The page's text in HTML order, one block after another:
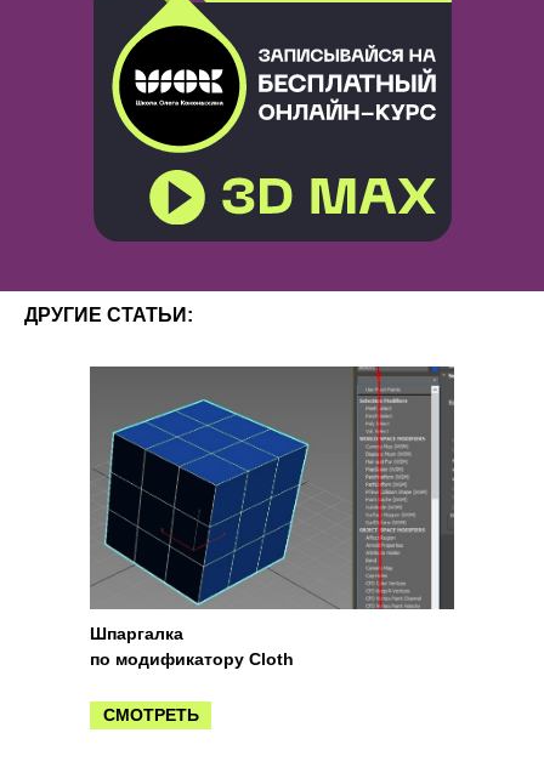
ДРУГИЕ СТАТЬИ:
Шпаргалка
по модификатору Cloth
СМОТРЕТЬ